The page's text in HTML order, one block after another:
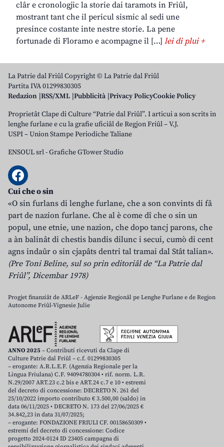
clâr e cronologjic la storie dai taramots in Friûl,
mostrant tant che il pericul sismic al sedi une
presince costante inte nestre storie. La pene
fortunade di Floramo e acompagne il […] lei di plui +
La Patrie dal Friûl Copyright © La Patrie dal Friûl
Partita IVA 01299830305
Redazion RSS/XML Pubblicità Privacy PolicyCookie Policy
Proprietât Clape di Culture “Patrie dal Friûl”. I articui a son scrits in
lenghe furlane e cu la grafie uficiâl de Regjon Friûl – V.J.
USPI – Union Stampe Periodiche Taliane
ENSOUL srl-Grafiche GTower Studio
Cui che o sin
«O sin furlans di lenghe furlane, che a son convints di fâ
part de nazion furlane. Che al è come dî che o sin un
popul, une etnie, une nazion, che dopo tancj parons, che
a àn balinât di chestis bandis dilunc i secui, cumò di cent
agns indaûr o sin cjapâts dentri tal tramai dal Stât talian».
(Pre Toni Beline, sul so prin editoriâl de “La Patrie dal
Friûl”, Dicembar 1978)
Progjet finanziât de ARLeF - Agjenzie Regjonâl pe Lenghe Furlane e de Regjon
Autonome Friûl-Vignesie Julie
ANNO 2025 – Contributi ricevuti da Clape di
Culture Patrie dal Friûl – c.f. 01299830305
– erogante: A.R.L.E.F. (Agenzia Regionale per la
Lingua Friulana) C.F. 94094780304 • rif. norm. L.R.
N.29/2007 ART.23 c.2 bis e ART.24 c.7 e 10 • estremi
del decreto di concessione: DECRETO N. 261 del
25/10/2022 importo contributo € 3.500,00 (saldo) in
data 06/11/2025 • DECRETO N. 173 del 27/06/2025 €
34.842,23 in data 31/07/2025;
– erogante: FONDAZIONE FRIULI CF. 00158650309 •
estremi del decreto di concessione: Codice
progetto 2024-0124 ID 23405 campagna di